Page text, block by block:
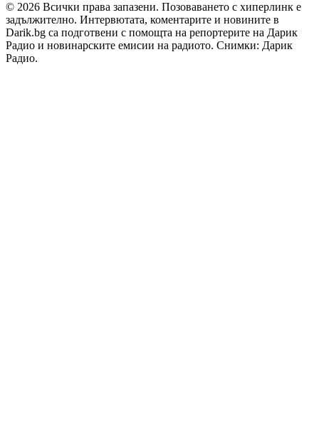
© 2026 Всички права запазени. Позоваването с хиперлинк е
задължително. Интервютата, коментарите и новините в
Darik.bg са подготвени с помощта на репортерите на Дарик
Радио и новинарските емисии на радиото. Снимки: Дарик
Радио.